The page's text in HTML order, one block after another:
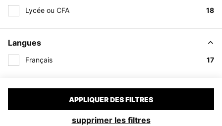
Lycée ou CFA 18
Langues
Français 17
APPLIQUER DES FILTRES
supprimer les filtres